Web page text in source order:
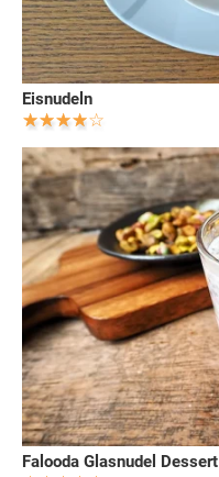
Eisnudeln
Falooda Glasnudel Dessert